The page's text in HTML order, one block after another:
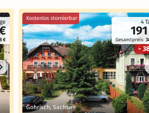
€
4
Gesamtpreis:
-
Kostenlos stornierbar
Gohrisch, Sachsen